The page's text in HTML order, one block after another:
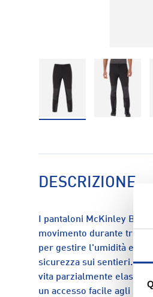
DESCRIZIONE
I pantaloni McKinley
movimento durante
per gestire l'umidità e
sicurezza sui sentieri. Gli
vita parzialmente elastica
un accesso facile agli